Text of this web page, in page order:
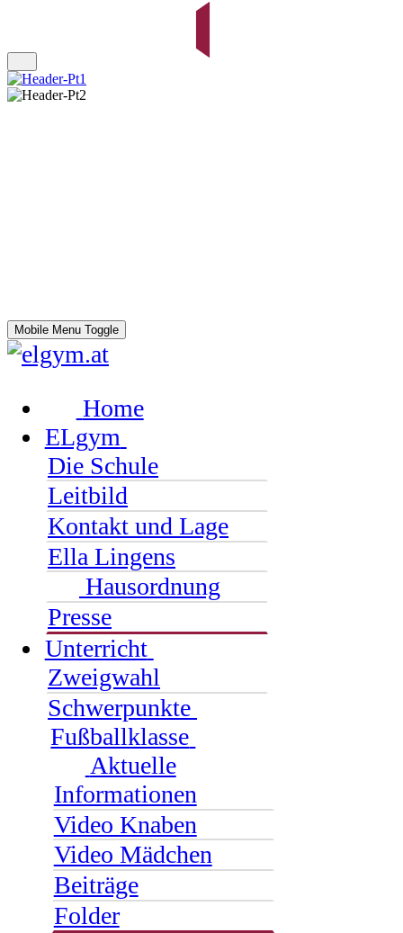
Mobile Menu Toggle
Home
ELgym
Die Schule
Leitbild
Kontakt und Lage
Ella Lingens
Hausordnung
Presse
Unterricht
Zweigwahl
Schwerpunkte
Fußballklasse
Aktuelle
Informationen
Video Knaben
Video Mädchen
Beiträge
Folder